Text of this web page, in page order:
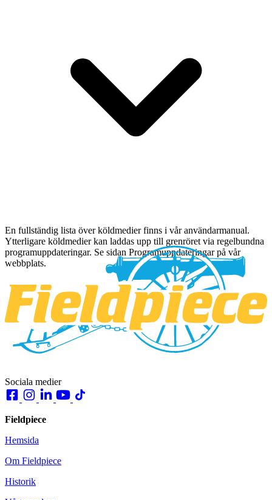
En fullständig lista över köldmedier finns i vår användarmanual.
Ytterligare köldmedier kan laddas upp till grenröret via regelbundna
programuppdateringar. Se sidan Programuppdateringar på vår
webbplats.
Sociala medier
Fieldpiece
Hemsida
Om Fieldpiece
Historik